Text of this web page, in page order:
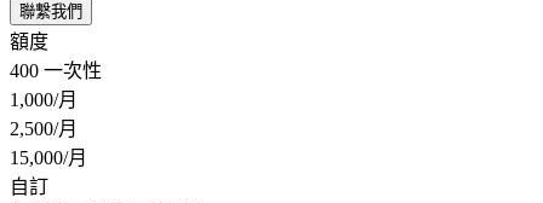
聯繫我們
額度
400 一次性
1,000/月
2,500/月
15,000/月
自訂